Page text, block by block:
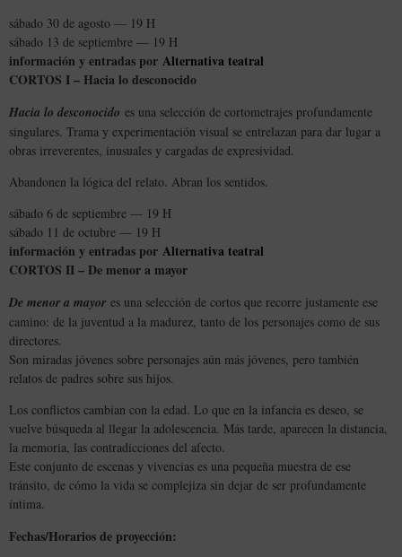
sábado 30 de agosto — 19 H
sábado 13 de septiembre — 19 H
información y entradas por Alternativa teatral
CORTOS I – Hacia lo desconocido
Hacia lo desconocido es una selección de cortometrajes profundamente
singulares. Trama y experimentación visual se entrelazan para dar lugar a
obras irreverentes, inusuales y cargadas de expresividad.
Abandonen la lógica del relato. Abran los sentidos.
sábado 6 de septiembre — 19 H
sábado 11 de octubre — 19 H
información y entradas por Alternativa teatral
CORTOS II – De menor a mayor
De menor a mayor es una selección de cortos que recorre justamente ese
camino: de la juventud a la madurez, tanto de los personajes como de sus
directores.
Son miradas jóvenes sobre personajes aún más jóvenes, pero también
relatos de padres sobre sus hijos.
Los conflictos cambian con la edad. Lo que en la infancia es deseo, se
vuelve búsqueda al llegar la adolescencia. Más tarde, aparecen la distancia,
la memoria, las contradicciones del afecto.
Este conjunto de escenas y vivencias es una pequeña muestra de ese
tránsito, de cómo la vida se complejiza sin dejar de ser profundamente
íntima.
Fechas/Horarios de proyección: